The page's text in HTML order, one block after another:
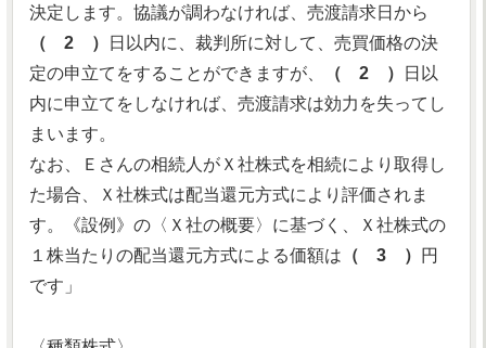
決定します。協議が調わなければ、売渡請求日から
（ 2 ）
日以内に、裁判所に対して、売買価格の決
定の申立てをすることができますが、
（ 2 ）
日以
内に申立てをしなければ、売渡請求は効力を失ってし
まいます。
なお、Ｅさんの相続人がＸ社株式を相続により取得し
た場合、Ｘ社株式は配当還元方式により評価されま
す。《設例》の〈Ｘ社の概要〉に基づく、Ｘ社株式の
１株当たりの配当還元方式による価額は （ 3 ）
円
です」